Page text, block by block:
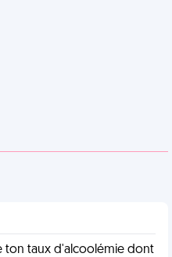
ton taux d'alcoolémie dont